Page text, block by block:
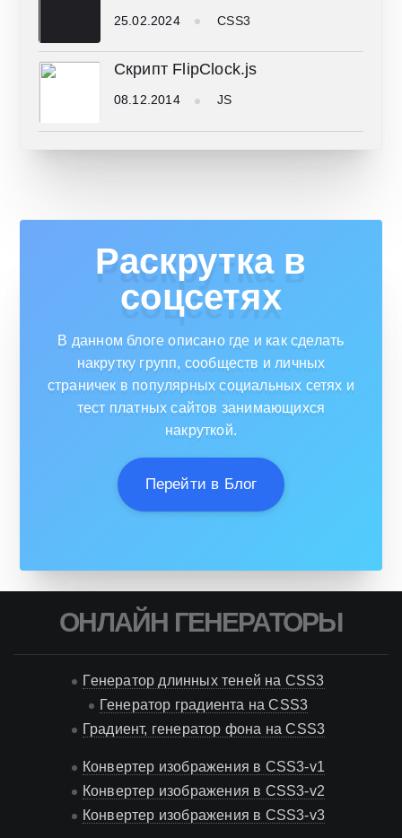
25.02.2024 CSS3
Скрипт FlipClock.js
08.12.2014 JS
Раскрутка в
соцсетях
В данном блоге описано где и как сделать
накрутку групп, сообществ и личных
страничек в популярных социальных сетях и
тест платных сайтов занимающихся
накруткой.
Перейти в Блог
ОНЛАЙН ГЕНЕРАТОРЫ
Генератор длинных теней на CSS3
Генератор градиента на CSS3
Градиент, генератор фона на CSS3
Конвертер изображения в CSS3-v1
Конвертер изображения в CSS3-v2
Конвертер изображения в CSS3-v3